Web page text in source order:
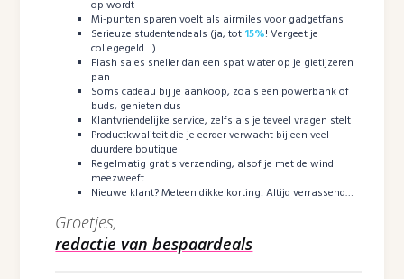
op wordt
Mi-punten sparen voelt als airmiles voor gadgetfans
Serieuze studentendeals (ja, tot 15%! Vergeet je
collegegeld…)
Flash sales sneller dan een spat water op je gietijzeren
pan
Soms cadeau bij je aankoop, zoals een powerbank of
buds, genieten dus
Klantvriendelijke service, zelfs als je teveel vragen stelt
Productkwaliteit die je eerder verwacht bij een veel
duurdere boutique
Regelmatig gratis verzending, alsof je met de wind
meezweeft
Nieuwe klant? Meteen dikke korting! Altijd verrassend…
Groetjes,
redactie van bespaardeals